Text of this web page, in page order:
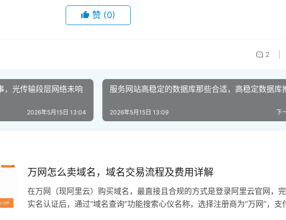
赞 (0)
2
，光传输段层网络未响
2026年5月15日 13:04
服务网站高稳定的数据库那些合适，高稳定数据库
下
2026年5月15日 13:09
万网怎么卖域名，域名交易流程及费用详解
在万网（现阿里云）购买域名，最直接且合规的方式是登录阿里云官网，
实名认证后，通过“域名查询”功能搜索心仪名称，选择注册商为“万网”，支